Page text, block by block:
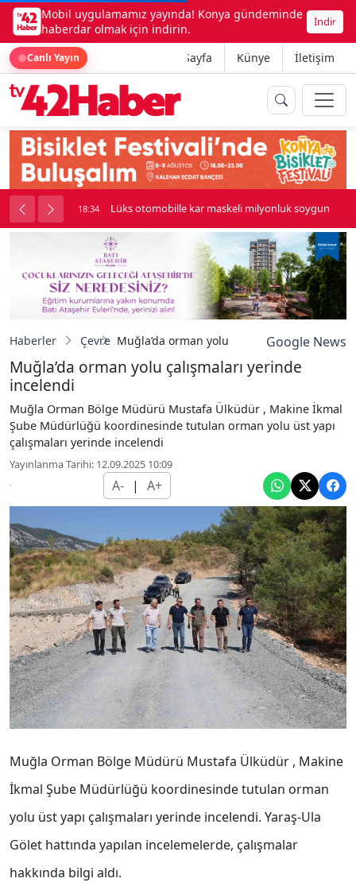
Mobil uygulamamız yayında! Konya gündeminde
haberdar olmak için indirin.
İndir
Canlı Yayın Ana Sayfa Künye İletişim
kavga çıktı 18:34 Lüks otomobille kar maskeli milyonluk soygun
Haberler Çevre Muğla’da orman yolu çalışmaları yerinde
Google News
Muğla’da orman yolu çalışmaları yerinde
incelendi
Muğla Orman Bölge Müdürü Mustafa Ülküdür , Makine İkmal
Şube Müdürlüğü koordinesinde tutulan orman yolu üst yapı
çalışmaları yerinde incelendi
Yayınlanma Tarihi: 12.09.2025 10:09
A- | A+
Muğla Orman Bölge Müdürü Mustafa Ülküdür , Makine
İkmal Şube Müdürlüğü koordinesinde tutulan orman
yolu üst yapı çalışmaları yerinde incelendi. Yaraş-Ula
Gölet hattında yapılan incelemelerde, çalışmalar
hakkında bilgi aldı.